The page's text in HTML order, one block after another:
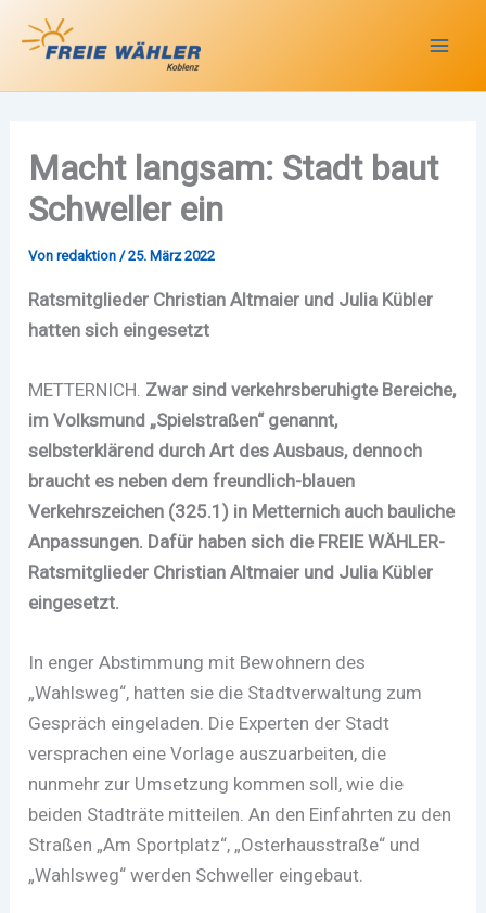
Inhalt
Macht langsam: Stadt baut
Schweller ein
Vonredaktion/25. März 2022
Ratsmitglieder Christian Altmaier und Julia Kübler
hatten sich eingesetzt
METTERNICH. Zwar sind verkehrsberuhigte Bereiche,
im Volksmund „Spielstraßen“ genannt,
selbsterklärend durch Art des Ausbaus, dennoch
braucht es neben dem freundlich-blauen
Verkehrszeichen (325.1) in Metternich auch bauliche
Anpassungen. Dafür haben sich die FREIE WÄHLER-
Ratsmitglieder Christian Altmaier und Julia Kübler
eingesetzt.
In enger Abstimmung mit Bewohnern des
„Wahlsweg“, hatten sie die Stadtverwaltung zum
Gespräch eingeladen. Die Experten der Stadt
versprachen eine Vorlage auszuarbeiten, die
nunmehr zur Umsetzung kommen soll, wie die
beiden Stadträte mitteilen. An den Einfahrten zu den
Straßen „Am Sportplatz“, „Osterhausstraße“ und
„Wahlsweg“ werden Schweller eingebaut.